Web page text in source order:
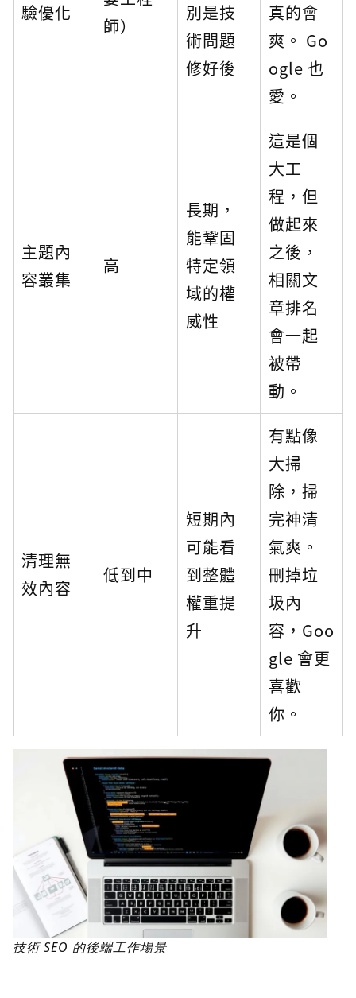
驗優化
師）
別是技
術問題
修好後
真的會
爽。 Go
ogle 也
愛。
主題內
容叢集
高
長期，
能鞏固
特定領
域的權
威性
這是個
大工
程，但
做起來
之後，
相關文
章排名
會一起
被帶
動。
清理無
效內容
低到中
短期內
可能看
到整體
權重提
升
有點像
大掃
除，掃
完神清
氣爽。
刪掉垃
圾內
容，Goo
gle 會更
喜歡
你。
技術 SEO 的後端工作場景